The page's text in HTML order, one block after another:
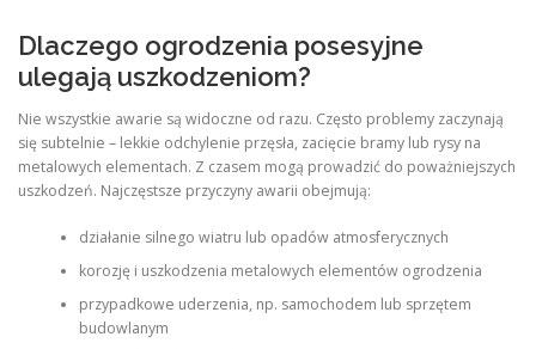
Dlaczego ogrodzenia posesyjne
ulegają uszkodzeniom?
Nie wszystkie awarie są widoczne od razu. Często problemy zaczynają
się subtelnie – lekkie odchylenie przęsła, zacięcie bramy lub rysy na
metalowych elementach. Z czasem mogą prowadzić do poważniejszych
uszkodzeń. Najczęstsze przyczyny awarii obejmują:
działanie silnego wiatru lub opadów atmosferycznych
korozję i uszkodzenia metalowych elementów ogrodzenia
przypadkowe uderzenia, np. samochodem lub sprzętem
budowlanym